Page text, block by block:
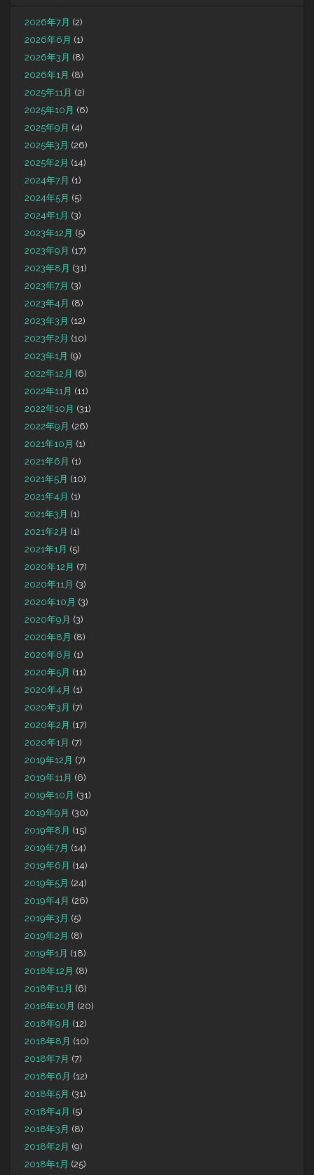
2026年7月 (2)
2026年6月 (1)
2026年3月 (8)
2026年1月 (8)
2025年11月 (2)
2025年10月 (6)
2025年9月 (4)
2025年3月 (26)
2025年2月 (14)
2024年7月 (1)
2024年5月 (5)
2024年1月 (3)
2023年12月 (5)
2023年9月 (17)
2023年8月 (31)
2023年7月 (3)
2023年4月 (8)
2023年3月 (12)
2023年2月 (10)
2023年1月 (9)
2022年12月 (6)
2022年11月 (11)
2022年10月 (31)
2022年9月 (26)
2021年10月 (1)
2021年6月 (1)
2021年5月 (10)
2021年4月 (1)
2021年3月 (1)
2021年2月 (1)
2021年1月 (5)
2020年12月 (7)
2020年11月 (3)
2020年10月 (3)
2020年9月 (3)
2020年8月 (8)
2020年6月 (1)
2020年5月 (11)
2020年4月 (1)
2020年3月 (7)
2020年2月 (17)
2020年1月 (7)
2019年12月 (7)
2019年11月 (6)
2019年10月 (31)
2019年9月 (30)
2019年8月 (15)
2019年7月 (14)
2019年6月 (14)
2019年5月 (24)
2019年4月 (26)
2019年3月 (5)
2019年2月 (8)
2019年1月 (18)
2018年12月 (8)
2018年11月 (6)
2018年10月 (20)
2018年9月 (12)
2018年8月 (10)
2018年7月 (7)
2018年6月 (12)
2018年5月 (31)
2018年4月 (5)
2018年3月 (8)
2018年2月 (9)
2018年1月 (25)